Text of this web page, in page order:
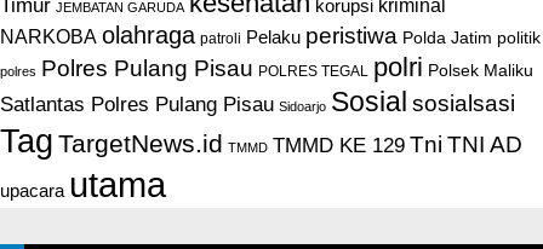
Timur JEMBATAN GARUDA korupsi
NARKOBA olahraga patroli Pelaku peristiwa Polda Jatim politik
polres Polres Pulang Pisau POLRES TEGAL polri Polsek Maliku
Satlantas Polres Pulang Pisau Sidoarjo Sosial sosialsasi
Tag TargetNews.id TMMD TMMD KE 129 Tni TNI AD
upacara utama